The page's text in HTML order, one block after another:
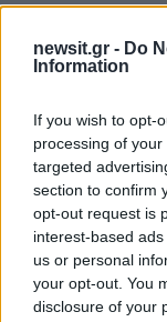
newsit.gr - Do
Information
If you wish to opt-
processing of
targeted
section to confirm
opt-out request is
interest-based
us or personal
your opt-out. You
disclosure of your